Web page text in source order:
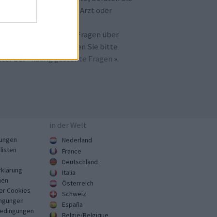
immer erst mit Ihrem Arzt oder
Sie noch weitere Fragen über
haben, lesen Sie bitte
bei «häufig gestellte Fragen ».
Cookies
in der Welt
Nederland
France
Deutschland
Italia
Österreich
Schweiz
España
België/Belgique